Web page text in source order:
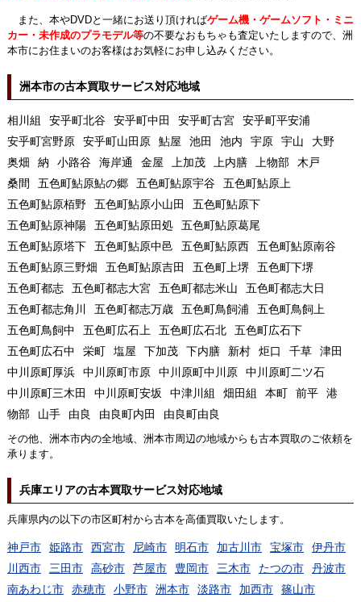
また、本やDVDと一緒にお送り頂ければゲーム機・ゲームソフト・ミニ
カー・未作成のプラモデル等の不要なおもちゃも査定いたしますので、洲
本市にお住まいのお客様はお気軽にお申し込みください。
洲本市の古本買取サービス対応地域
相川組 安乎町北谷 安乎町中田 安乎町古宮
安乎町平安浦
安乎町宮野原
安乎町山田原 鮎屋 池田 池内 宇原 宇山
大野
奥畑
納 小路谷 海岸通 金屋 上加茂 上内膳 上物部
木戸
桑間
五色町鮎原鮎の郷 五色町鮎原宇谷
五色町鮎原上
五色町鮎原栢野
五色町鮎原小山田
五色町鮎原下
五色町鮎原神陽
五色町鮎原田処
五色町鮎原葛尾
五色町鮎原塔下
五色町鮎原中邑 五色町鮎原西
五色町鮎原南谷
五色町鮎原三野畑
五色町鮎原吉田 五色町上堺
五色町下堺
五色町都志
五色町都志大宮 五色町都志米山
五色町都志大日
五色町都志角川
五色町都志万歳 五色町鳥飼浦
五色町鳥飼上
五色町鳥飼中
五色町広石上 五色町広石北
五色町広石下
五色町広石中
栄町 塩屋 下加茂 下内膳 新村 炬口 千草
津田
中川原町厚浜
中川原町市原 中川原町中川原
中川原町二ツ石
中川原町三木田
中川原町安坂 中津川組 畑田組 本町 前平
港
物部
山手 由良 由良町内田 由良町由良
その他、洲本市内の全地域、洲本市周辺の地域からも古本買取のご依頼を
承ります。
兵庫エリアの古本買取サービス対応地域
兵庫県内の以下の市区町村から古本を高価買取いたします。
神戸市 姫路市 西宮市 尼崎市 明石市 加古川市 宝塚市
伊丹市
川西市
三田市 高砂市 芦屋市 豊岡市 三木市 たつの市
丹波市
南あわじ市
赤穂市 小野市 洲本市 淡路市 加西市
篠山市